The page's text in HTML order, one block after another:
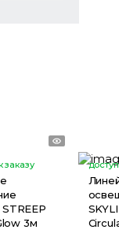
заказу
3м